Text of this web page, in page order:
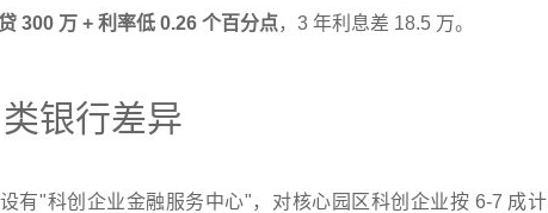
300 万 + 利率低 0.26 个百分点，3 年利息差 18.5 万。
银行差异
有"科创企业金融服务中心"，对核心园区科创企业按 6-7 成计